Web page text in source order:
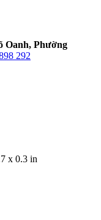
Oanh, Phường
292
x 0.3 in